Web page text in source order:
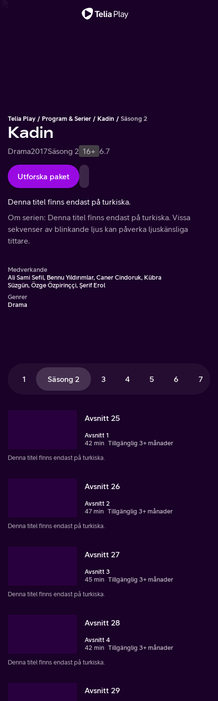
Telia Play Program & Serier Kadin Säsong 2
Kadin
Drama2017Säsong 2 16+ 6.7
Utforska paket
Denna titel finns endast på turkiska.
Om serien: Denna titel finns endast på turkiska. Vissa
sekvenser av blinkande ljus kan påverka ljuskänsliga
tittare.
Medverkande
Ali Sami Sefil, Bennu Yıldırımlar, Caner Cindoruk, Kübra
Süzgün, Özge Özpirinççi, Şerif Erol
Genrer
Drama
1 Säsong 2 3 4 5 6 7
Avsnitt 25
Avsnitt 1
42 min Tillgänglig 3+ månader
Denna titel finns endast på turkiska.
Avsnitt 26
Avsnitt 2
47 min Tillgänglig 3+ månader
Denna titel finns endast på turkiska.
Avsnitt 27
Avsnitt 3
45 min Tillgänglig 3+ månader
Denna titel finns endast på turkiska.
Avsnitt 28
Avsnitt 4
42 min Tillgänglig 3+ månader
Denna titel finns endast på turkiska.
Avsnitt 29